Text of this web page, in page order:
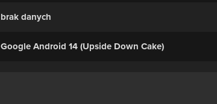
brak danych
Google Android 14 (Upside Down Cake)